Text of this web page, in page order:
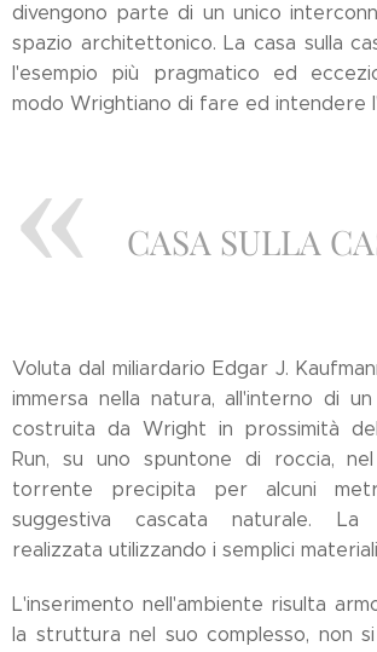
divengono parte di un unico
spazio architettonico. La casa sulla
l'esempio più pragmatico ed
modo Wrightiano di fare ed intendere
CASA SULLA
Voluta dal miliardario Edgar J.
immersa nella natura, all'interno di
costruita da Wright in prossimità
Run, su uno spuntone di roccia,
torrente precipita per alcuni
suggestiva cascata naturale.
realizzata utilizzando i semplici
L'inserimento nell'ambiente risulta
la struttura nel suo complesso, non